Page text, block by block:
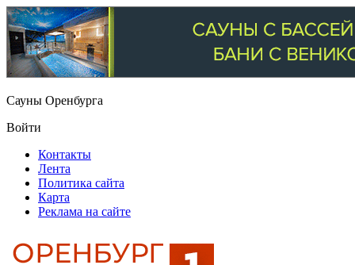
Сауны Оренбурга
Войти
Контакты
Лента
Политика сайта
Карта
Реклама на сайте